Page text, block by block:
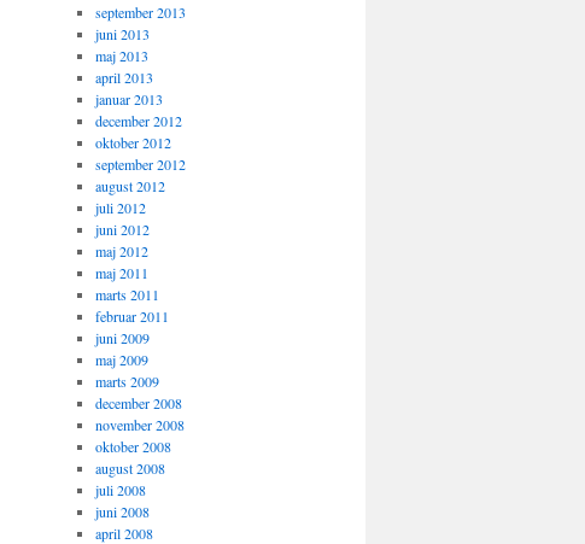
september 2013
juni 2013
maj 2013
april 2013
januar 2013
december 2012
oktober 2012
september 2012
august 2012
juli 2012
juni 2012
maj 2012
maj 2011
marts 2011
februar 2011
juni 2009
maj 2009
marts 2009
december 2008
november 2008
oktober 2008
august 2008
juli 2008
juni 2008
april 2008